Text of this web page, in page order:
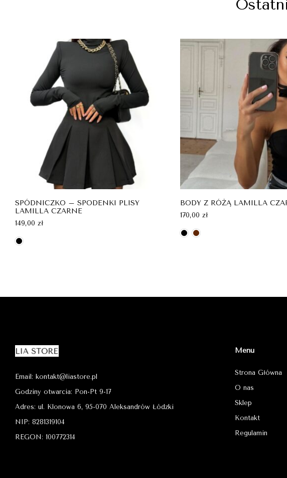
SPÓDNICZKO – SPODENKI PLISY
LAMILLA CZARNE
149,00 zł
BODY Z RÓŻĄ LAMILLA
170,00 zł
Email: kontakt@liastore.pl
Godziny otwarcia: Pon-Pt 9-17
Adres: ul. Klonowa 6, 95-070 Aleksandrów Łódzki
NIP: 8281319104
REGON: 100772314
Menu
Strona Główna
O nas
Sklep
Kontakt
Regulamin